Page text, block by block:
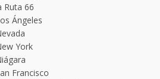
Ruta 66
Ángeles
York
Francisco